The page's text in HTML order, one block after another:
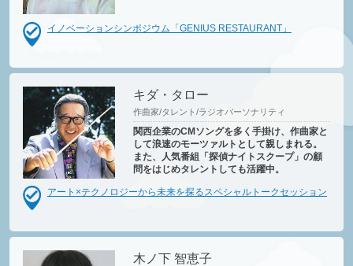
イノベーションシンポジウム「GENIUS RESTAURANT」
キダ・タロー
作曲家/タレント/ラジオパーソナリティ
関西企業のCMソングを多く手掛け、作曲家と
して浪速のモーツァルトとして親しまれる。
また、人気番組「探偵ナイトスクープ」の顧
問をはじめタレントしても活躍中。
アート×テクノロジーから未来を探るスペシャルトークセッション
木ノ下 智恵子